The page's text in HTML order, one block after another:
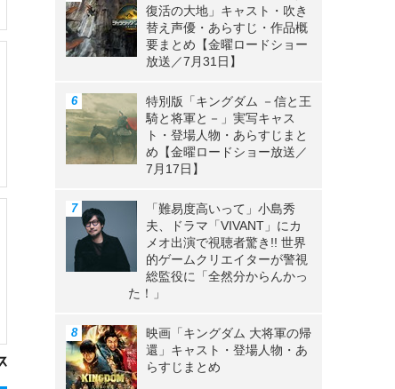
復活の大地」キャスト・吹き
替え声優・あらすじ・作品概
要まとめ【金曜ロードショー
放送／7月31日】
特別版「キングダム －信と王
騎と将軍と－」実写キャス
ト・登場人物・あらすじまと
め【金曜ロードショー放送／
7月17日】
「難易度高いって」小島秀
夫、ドラマ「VIVANT」にカ
メオ出演で視聴者驚き!! 世界
的ゲームクリエイターが警視
総監役に「全然分からんかっ
た！」
映画「キングダム 大将軍の帰
還」キャスト・登場人物・あ
らすじまとめ